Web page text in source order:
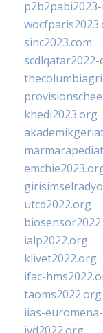
sinc2023.com
scdlqatar2022-
khedi2023.org
utcd2022.org
ialp2022.org
klivet2022.org
ifac-
taoms2022.org
iias-